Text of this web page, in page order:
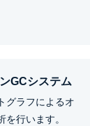
GCシステム
グラフによるオ
を行います。